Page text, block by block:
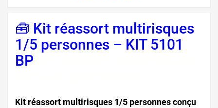
🧰 Kit réassort multirisques
1/5 personnes – KIT 5101
BP
Kit réassort multirisques 1/5 personnes conçu